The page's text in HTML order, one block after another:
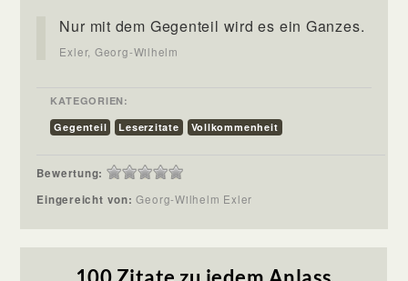
Nur mit dem Gegenteil wird es ein Ganzes.
Exler, Georg-Wilhelm
KATEGORIEN:
Gegenteil
Leserzitate Vollkommenheit
Bewertung:
Eingereicht von:Georg-Wilhelm Exler